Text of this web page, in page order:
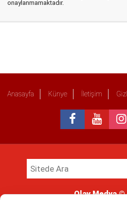
onaylanmamaktadır.
Anasayfa Künye İletişim
Olay Medya©